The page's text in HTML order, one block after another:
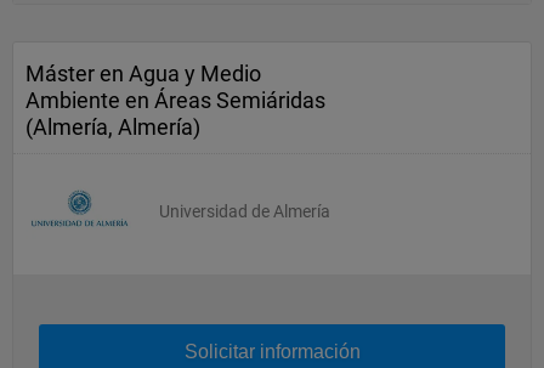
Máster en Agua y Medio
Ambiente en Áreas Semiáridas
(Almería, Almería)
Universidad de Almería
Solicitar información